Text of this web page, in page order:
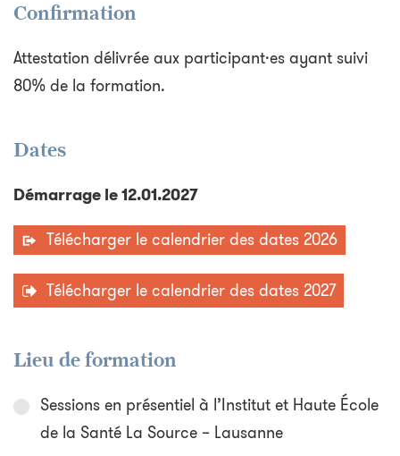
Confirmation
Attestation délivrée aux participant·es ayant suivi
80% de la formation.
Dates
Démarrage le 12.01.2027
Télécharger le calendrier des dates 2026
Télécharger le calendrier des dates 2027
Lieu de formation
Sessions en présentiel à l’Institut et Haute École
de la Santé La Source – Lausanne